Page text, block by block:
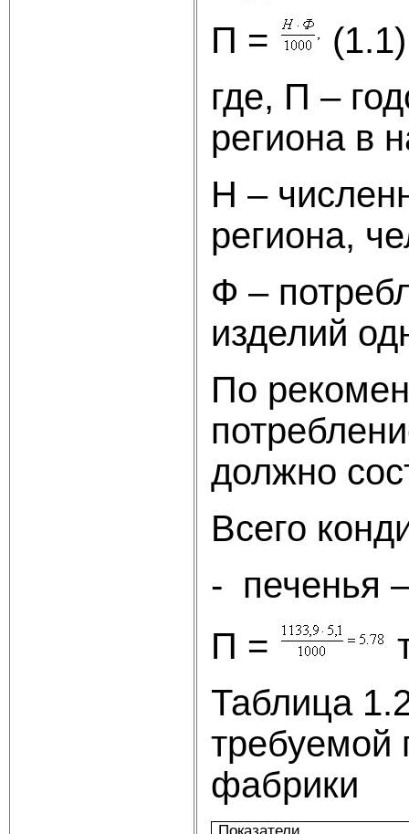
П =
(1.1)
где, П –
региона в
Н –
региона,
Ф –
изделий
По
должно
Всего
- печенья
П =
Таблица
требуемой
фабрики